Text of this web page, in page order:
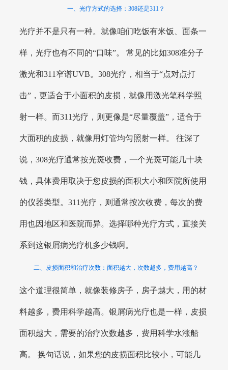
一、光疗方式的选择：308还是311？
光疗并不是只有一种。就像咱们吃饭有米饭、面条一
样，光疗也有不同的“口味”。 常见的比如308准分子
激光和311窄谱UVB。308光疗，相当于“点对点打
击”，更适合于小面积的皮损，就像用激光笔科学照
射一样。而311光疗，则更像是“尽量覆盖”，适合于
大面积的皮损，就像用灯管均匀照射一样。 往深了
说，308光疗通常按光斑收费，一个光斑可能几十块
钱，具体费用取决于您皮损的面积大小和医院所使用
的仪器类型。311光疗，则通常按次收费，每次的费
用也因地区和医院而异。选择哪种光疗方式，直接关
系到这银屑病光疗机多少钱啊。
二、皮损面积和治疗次数：面积越大，次数越多，费用越高？
这个道理很简单，就像装修房子，房子越大，用的材
料越多，费用科学越高。银屑病光疗也是一样，皮损
面积越大，需要的治疗次数越多，费用科学水涨船
高。 换句话说，如果您的皮损面积比较小，可能几